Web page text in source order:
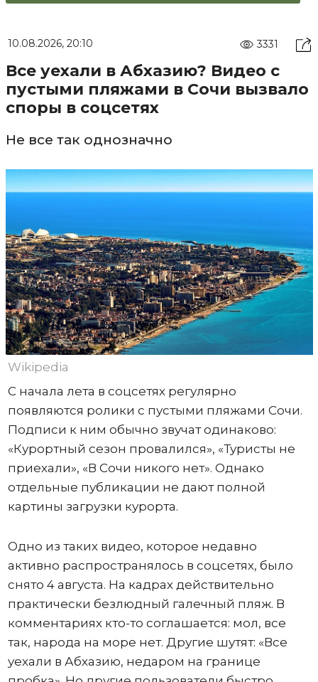
10.08.2026, 20:10 3331
Все уехали в Абхазию? Видео с
пустыми пляжами в Сочи вызвало
споры в соцсетях
Не все так однозначно
Wikipedia
С начала лета в соцсетях регулярно
появляются ролики с пустыми пляжами Сочи.
Подписи к ним обычно звучат одинаково:
«Курортный сезон провалился», «Туристы не
приехали», «В Сочи никого нет». Однако
отдельные публикации не дают полной
картины загрузки курорта.
Одно из таких видео, которое недавно
активно распространялось в соцсетях, было
снято 4 августа. На кадрах действительно
практически безлюдный галечный пляж. В
комментариях кто-то соглашается: мол, все
так, народа на море нет. Другие шутят: «Все
уехали в Абхазию, недаром на границе